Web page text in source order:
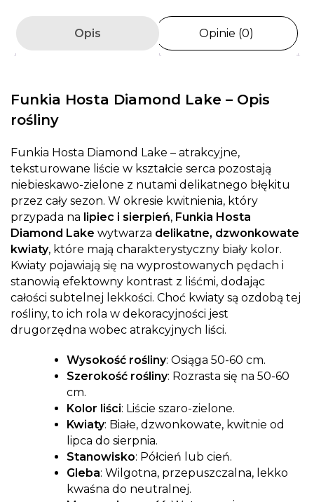
Opis Opinie (0)
Funkia Hosta Diamond Lake – Opis
rośliny
Funkia Hosta Diamond Lake – atrakcyjne,
teksturowane liście w kształcie serca pozostają
niebieskawo-zielone z nutami delikatnego błękitu
przez cały sezon. W okresie kwitnienia, który
przypada na lipiec i sierpień, Funkia Hosta
Diamond Lake wytwarza delikatne, dzwonkowate
kwiaty, które mają charakterystyczny biały kolor.
Kwiaty pojawiają się na wyprostowanych pędach i
stanowią efektowny kontrast z liśćmi, dodając
całości subtelnej lekkości. Choć kwiaty są ozdobą tej
rośliny, to ich rola w dekoracyjności jest
drugorzędna wobec atrakcyjnych liści.
Wysokość rośliny: Osiąga 50-60 cm.
Szerokość rośliny: Rozrasta się na 50-60
cm.
Kolor liści: Liście szaro-zielone.
Kwiaty: Białe, dzwonkowate, kwitnie od
lipca do sierpnia.
Stanowisko: Półcień lub cień.
Gleba: Wilgotna, przepuszczalna, lekko
kwaśna do neutralnej.